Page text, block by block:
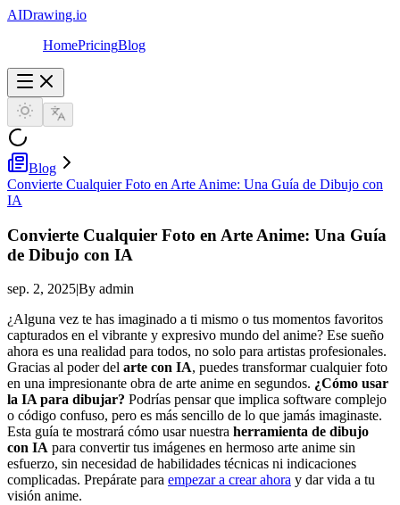
AIDrawing.io
HomePricingBlog
Blog
Convierte Cualquier Foto en Arte Anime: Una Guía de Dibujo con
IA
Convierte Cualquier Foto en Arte Anime: Una Guía
de Dibujo con IA
sep. 2, 2025|By admin
¿Alguna vez te has imaginado a ti mismo o tus momentos favoritos
capturados en el vibrante y expresivo mundo del anime? Ese sueño
ahora es una realidad para todos, no solo para artistas profesionales.
Gracias al poder del arte con IA, puedes transformar cualquier foto
en una impresionante obra de arte anime en segundos. ¿Cómo usar
la IA para dibujar? Podrías pensar que implica software complejo
o código confuso, pero es más sencillo de lo que jamás imaginaste.
Esta guía te mostrará cómo usar nuestra herramienta de dibujo
con IA para convertir tus imágenes en hermoso arte anime sin
esfuerzo, sin necesidad de habilidades técnicas ni indicaciones
complicadas. Prepárate para empezar a crear ahora y dar vida a tu
visión anime.